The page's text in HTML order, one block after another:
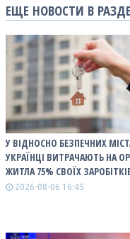
ЕЩЕ НОВОСТИ В
У ВІДНОСНО БЕЗПЕЧНИХ
УКРАЇНЦІ ВИТРАЧАЮТЬ НА
ЖИТЛА 75% СВОЇХ
2026-08-06 16:45